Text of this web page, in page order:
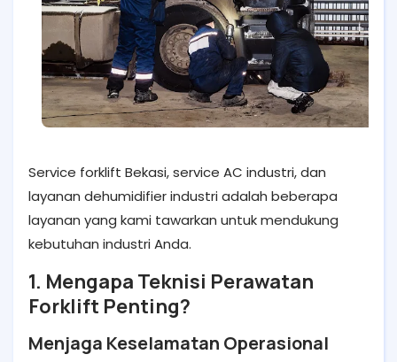
Service forklift Bekasi, service AC industri, dan
layanan dehumidifier industri adalah beberapa
layanan yang kami tawarkan untuk mendukung
kebutuhan industri Anda.
1. Mengapa Teknisi Perawatan
Forklift Penting?
Menjaga Keselamatan Operasional